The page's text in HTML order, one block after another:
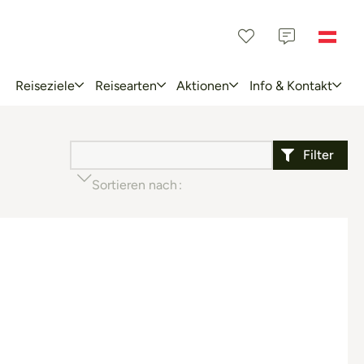
Reiseziele Reisearten Aktionen Info & Kontakt
Filter
Sortieren nach